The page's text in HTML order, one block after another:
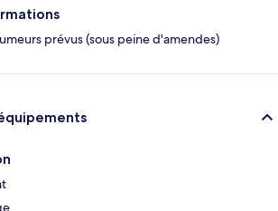
prévus (sous peine d'amendes)